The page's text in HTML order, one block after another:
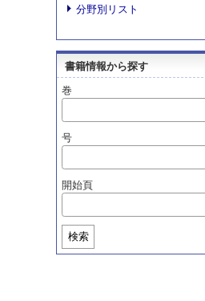
分野別リスト
書籍情報から探す
巻
号
開始頁
検索